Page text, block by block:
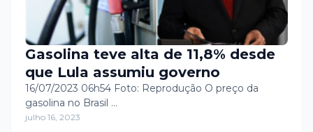
Gasolina teve alta de 11,8% desde
que Lula assumiu governo
16/07/2023 06h54 Foto: Reprodução O preço da
gasolina no Brasil …
julho 16, 2023